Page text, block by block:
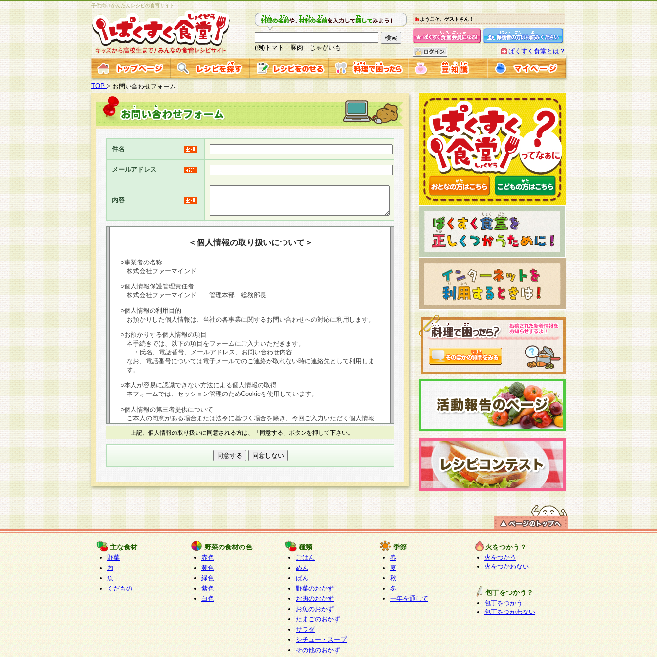
子供向けかんたんレシピの食育サイト
(例)トマト 豚肉 じゃがいも
ようこそ、ゲストさん！
ぱくすく食堂とは？
TOP >お問い合わせフォーム
件名
メールアドレス
内容
＜個人情報の取り扱いについて＞
○事業者の名称
株式会社ファーマインド
○個人情報保護管理責任者
株式会社ファーマインド 管理本部 総務部長
○個人情報の利用目的
お預かりした個人情報は、当社の各事業に関するお問い合わせへの対応に利用します。
○お預かりする個人情報の項目
本手続きでは、以下の項目をフォームにご入力いただきます。
・氏名、電話番号、メールアドレス、お問い合わせ内容
なお、電話番号については電子メールでのご連絡が取れない時に連絡先として利用しま
す。
○本人が容易に認識できない方法による個人情報の取得
本フォームでは、セッション管理のためCookieを使用しています。
○個人情報の第三者提供について
ご本人の同意がある場合または法令に基づく場合を除き、今回ご入力いただく個人情報
は第三者に提供しません。
個人情報の取り扱いを外部に委託する場合は、当社が規定する個人情報管理基準を満た
す企業を選定して委託を行い、適切な取り扱いが行われるよう監督します。
本人からの求めにより、当社が本件により取得した開示対象個人情報の利用目的の通
知・開示・内容の訂正・追加または削除・利用の停止・消去及び第三者への提供の禁止
（以下、総称して「開示等」といいます。）に応じます。
開示等に応じる窓口は以下になります。
ぱくすく食堂個人情報お客様相談窓口
paku-info@pakusuku.com
個人情報を与えることは任意ですが、個人情報の取扱いについて同意をいただけない場
合には、当社のサービスの提供、お客様からのお問い合わせ・ご相談への対応ができな
い場合がございますのでご了承ください。
上記、個人情報の取り扱いに同意される方は、「同意する」ボタンを押して下さい。
主な食材
野菜
肉
魚
くだもの
野菜の食材の色
赤色
黄色
緑色
紫色
白色
種類
ごはん
めん
ぱん
野菜のおかず
お肉のおかず
お魚のおかず
たまごのおかず
サラダ
シチュー・スープ
その他のおかず
季節
春
夏
秋
冬
一年を通して
火をつかう？
火をつかう
火をつかわない
包丁をつかう？
包丁をつかう
包丁をつかわない